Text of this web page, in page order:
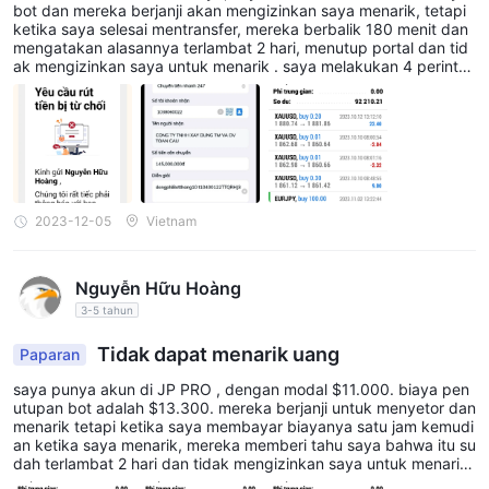
Saham:Platform ini menawarkan kemampuan untuk
melakukan perdagangan saham, memungkinkan pengguna
untuk membeli dan menjual kepemilikan dalam perusahaan
yang terdaftar secara publik.
Indeks: JP PRO memberikan akses untuk perdagangan indeks
global utama, memungkinkan para trader untuk berspekulasi
tentang kinerja keseluruhan pasar saham.
Komoditas:
Para trader dapat mengakses komoditas seperti
Mata Uang Kripto:JP PRO mendukung perdagangan
terlibat dalam pasar aset digital yang berkembang pesat.
Jenis Akun
JP PRO menawarkan beberapa jenis akun untuk memenuhi
preferensi dan tingkat pengalaman trader yang berbeda.
Berikut adalah empat jenis akun yang disediakan oleh JP PRO:
bot dan mereka berjanji akan mengizinkan saya menarik, tetapi
ketika saya selesai mentransfer, mereka berbalik 180 menit dan
mengatakan alasannya terlambat 2 hari, menutup portal dan tid
ak mengizinkan saya untuk menarik . saya melakukan 4 perintah
penarikan tetapi ditolak, jumlah yang saya bayarkan adalah 13,3
00$•saya dengan tulus meminta intervensi Anda untuk memban
tu saya menarik uang dari saya JP PRO akun. dengan tulus dan
penuh rasa syukur.
2023-12-05 Vietnam
Nguyễn Hữu Hoàng
3-5 tahun
Paparan Tidak dapat menarik uang
saya punya akun di JP PRO , dengan modal $11.000. biaya pen
utupan bot adalah $13.300. mereka berjanji untuk menyetor dan
menarik tetapi ketika saya membayar biayanya satu jam kemudi
an ketika saya menarik, mereka memberi tahu saya bahwa itu su
dah terlambat 2 hari dan tidak mengizinkan saya untuk menarik.
saya memesan 4 pesanan tetapi hari ini masih macet.